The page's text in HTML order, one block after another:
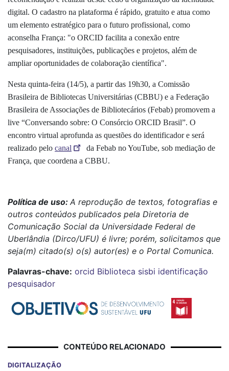
digital. O cadastro na plataforma é rápido, gratuito e atua como
um elemento estratégico para o futuro profissional, como
aconselha França: "o ORCID facilita a conexão entre
pesquisadores, instituições, publicações e projetos, além de
ampliar oportunidades de colaboração científica".
Nesta quinta-feira (14/5), a partir das 19h30, a Comissão
Brasileira de Bibliotecas Universitárias (CBBU) e a Federação
Brasileira de Associações de Bibliotecários (Febab) promovem a
live “Conversando sobre: O Consórcio ORCID Brasil”. O
encontro virtual aprofunda as questões do identificador e será
realizado pelo canal
da Febab no YouTube, sob mediação de
França, que coordena a CBBU.
Política de uso: A reprodução de textos, fotografias e
outros conteúdos publicados pela Diretoria de
Comunicação Social da Universidade Federal de
Uberlândia (Dirco/UFU) é livre; porém, solicitamos que
seja(m) citado(s) o(s) autor(es) e o Portal Comunica.
Palavras-chave: orcid Biblioteca sisbi identificação
pesquisador
CONTEÚDO RELACIONADO
DIGITALIZAÇÃO